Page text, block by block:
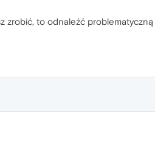
zrobić, to odnaleźć